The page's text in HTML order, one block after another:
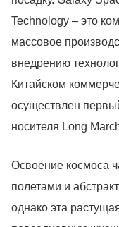
Technology – это
массовое
внедрению
Китайском
осуществлен
носителя Long
Освоение космоса
полетами и
однако эта